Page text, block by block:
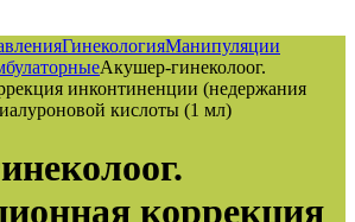
ГинекологияМанипуляции
Акушер-гинеколоог.
инконтиненции (недержания
кислоты (1 мл)
коррекция